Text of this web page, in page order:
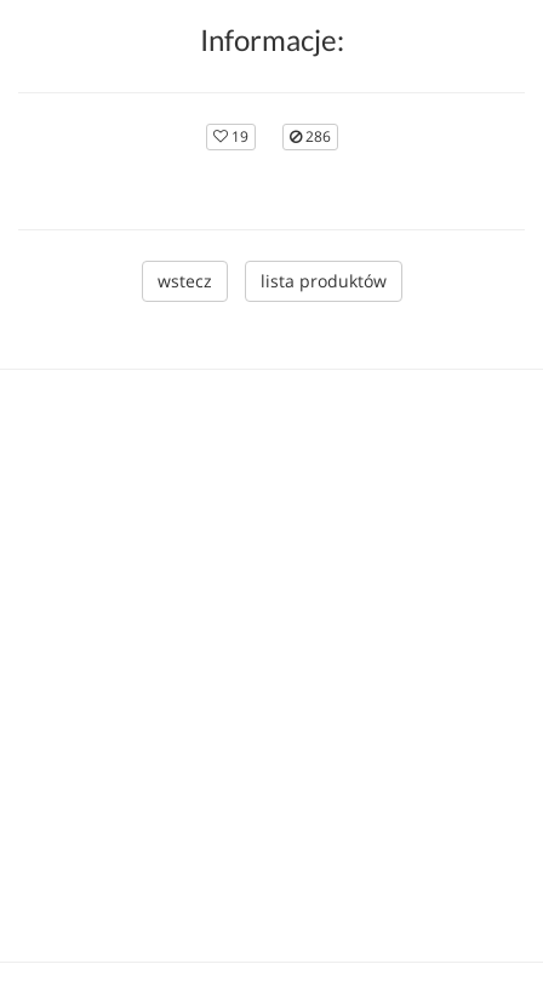
Informacje:
19 286
wstecz lista produktów